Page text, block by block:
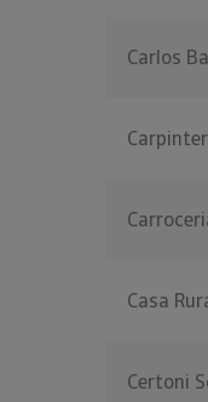
Carlos
Casa
Certoni